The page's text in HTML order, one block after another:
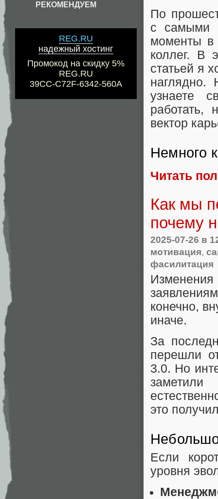
РЕКОМЕНДУЕМ
REG.RU
надежный хостинг
Промокод на скидку 5%
REG.RU
39CC-C72F-6342-560A
По
с самыми
моменты в
коллег. В
статьей я
наглядно.
узнаете
работать,
вектор
Немного
Читать
Как мы
почему
2025-07-26 в
мотивация,
фасилитация
Изменения
конечно,
иначе.
За
перешли
3.0. Но
это
Если
уровня